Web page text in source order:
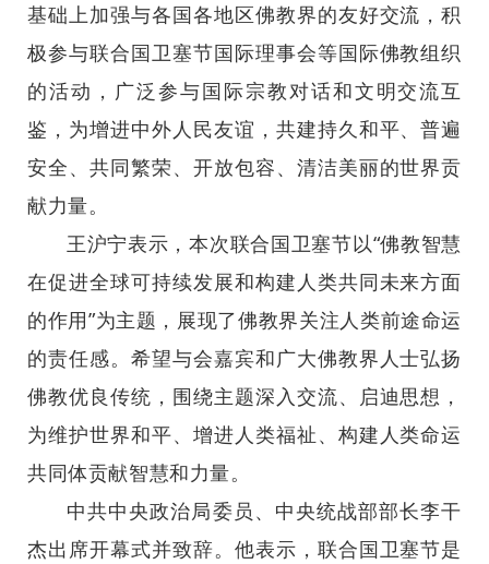
基础上加强与各国各地区佛教界的友好交流，积
极参与联合国卫塞节国际理事会等国际佛教组织
的活动，广泛参与国际宗教对话和文明交流互
鉴，为增进中外人民友谊，共建持久和平、普遍
安全、共同繁荣、开放包容、清洁美丽的世界贡
献力量。
王沪宁表示，本次联合国卫塞节以“佛教智慧
在促进全球可持续发展和构建人类共同未来方面
的作用”为主题，展现了佛教界关注人类前途命运
的责任感。希望与会嘉宾和广大佛教界人士弘扬
佛教优良传统，围绕主题深入交流、启迪思想，
为维护世界和平、增进人类福祉、构建人类命运
共同体贡献智慧和力量。
中共中央政治局委员、中央统战部部长李干
杰出席开幕式并致辞。他表示，联合国卫塞节是